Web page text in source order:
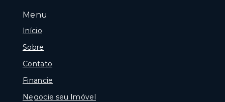
Menu
Início
Sobre
Contato
Financie
Negocie seu Imóvel